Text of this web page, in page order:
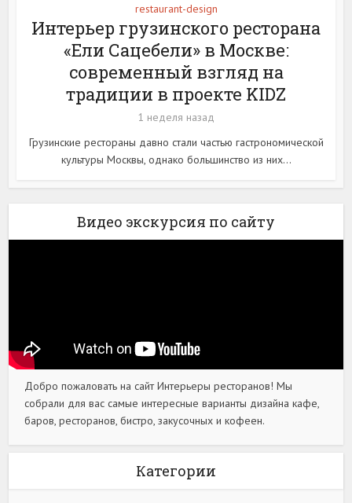
restaurant-design
Интерьер грузинского ресторана
«Ели Сацебели» в Москве:
современный взгляд на
традиции в проекте KIDZ
1 неделя назад
Грузинские рестораны давно стали частью гастрономической
культуры Москвы, однако большинство из них...
Видео экскурсия по сайту
Добро пожаловать на сайт Интерьеры ресторанов! Мы
собрали для вас самые интересные варианты дизайна кафе,
баров, ресторанов, бистро, закусочных и кофеен.
Категории